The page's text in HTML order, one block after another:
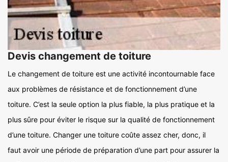
Devis changement de toiture
Le changement de toiture est une activité incontournable face
aux problèmes de résistance et de fonctionnement d’une
toiture. C’est la seule option la plus fiable, la plus pratique et la
plus sûre pour éviter le risque sur la qualité de fonctionnement
d’une toiture. Changer une toiture coûte assez cher, donc, il
faut avoir une période de préparation d’une part pour assurer la